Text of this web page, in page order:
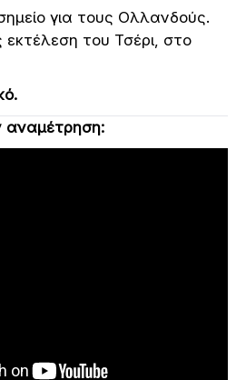
για τους Ολλανδούς.
εκτέλεση του Τσέρι, στο
αναμέτρηση: